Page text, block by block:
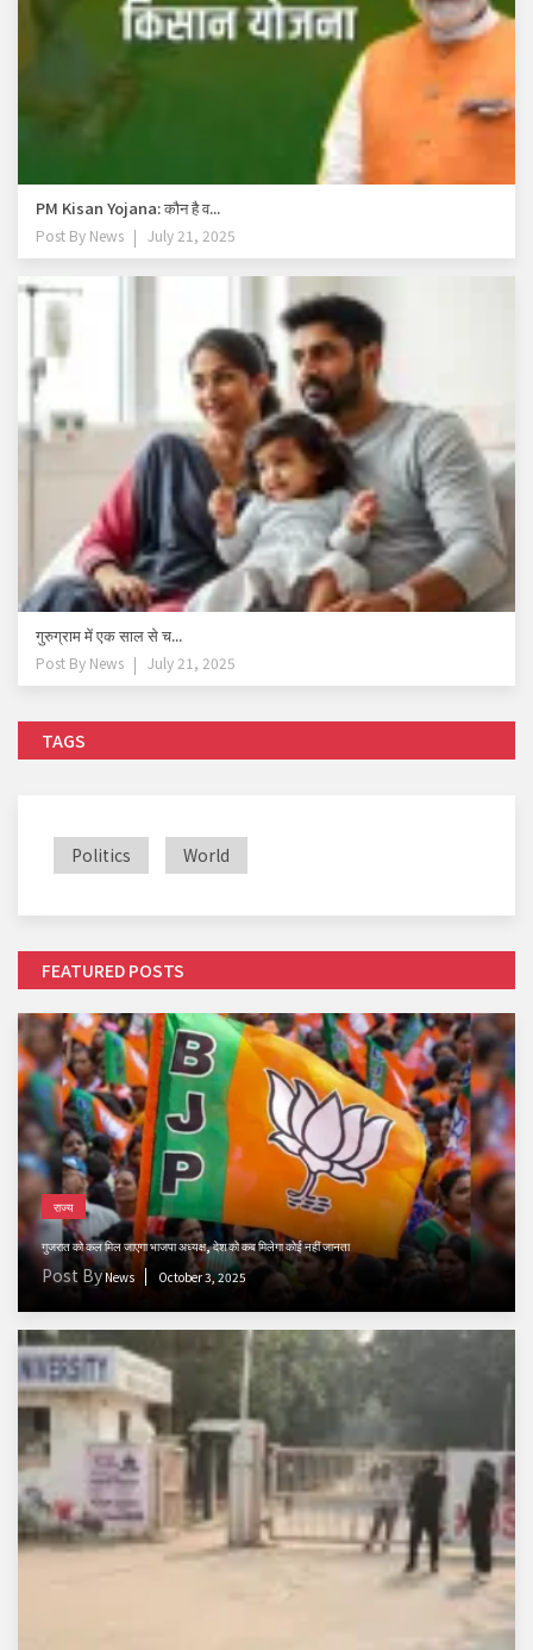
PM Kisan Yojana: कौन है व...
Post By News July 21, 2025
गुरुग्राम में एक साल से च...
Post By News July 21, 2025
TAGS
Politics World
FEATURED POSTS
राज्य
गुजरात को कल मिल जाएगा भाजपा अध्यक्ष, देश को कब मिलेगा कोई नहीं जानता
Post ByNews October 3, 2025